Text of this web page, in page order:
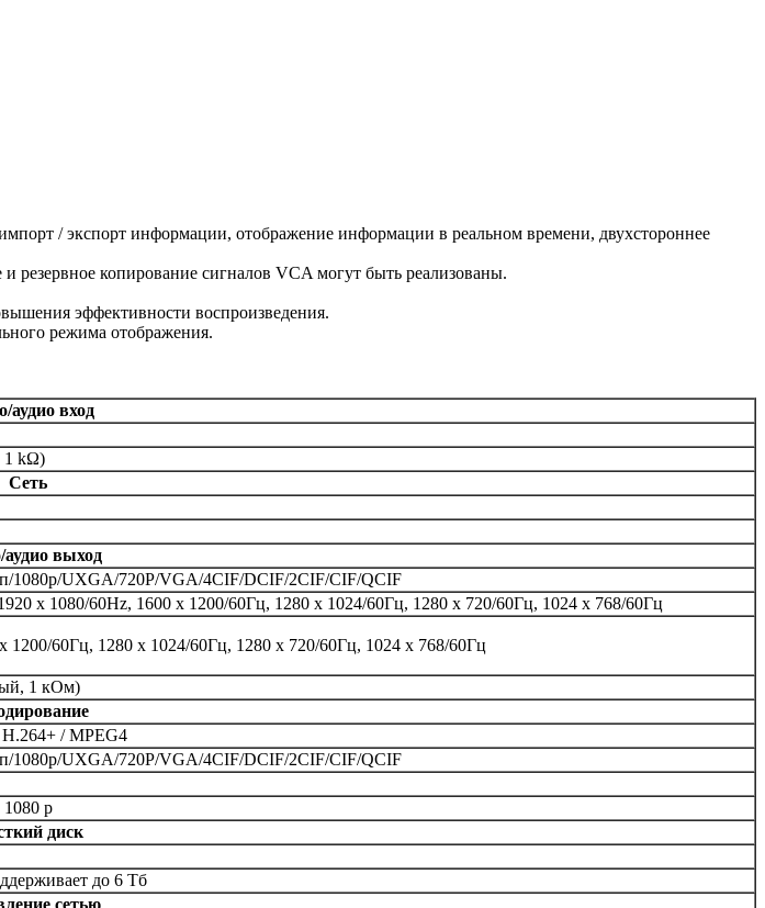
/ экспорт информации, отображение информации в реальном времени, двухстороннее
резервное копирование сигналов VCA могут быть реализованы.
эффективности воспроизведения.
режима отображения.
аудио вход
1 kΩ)
Сеть
аудио выход
UXGA/720P/VGA/4CIF/DCIF/2CIF/CIF/QCIF
х 1080/60Hz, 1600 х 1200/60Гц, 1280 х 1024/60Гц, 1280 х 720/60Гц, 1024 х 768/60Гц
1200/60Гц, 1280 х 1024/60Гц, 1280 х 720/60Гц, 1024 х 768/60Гц
1 кОм)
/ MPEG4
UXGA/720P/VGA/4CIF/DCIF/2CIF/CIF/QCIF
p
диск
до 6 Tб